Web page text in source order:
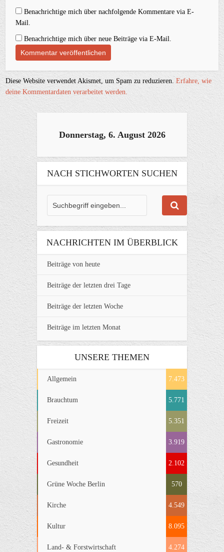
Benachrichtige mich über nachfolgende Kommentare via E-
Mail.
Benachrichtige mich über neue Beiträge via E-Mail.
Diese Website verwendet Akismet, um Spam zu reduzieren.Erfahre, wie
deine Kommentardaten verarbeitet werden.
Donnerstag, 6. August 2026
NACH STICHWORTEN SUCHEN
NACHRICHTEN IM ÜBERBLICK
Beiträge von heute
Beiträge der letzten drei Tage
Beiträge der letzten Woche
Beiträge im letzten Monat
UNSERE THEMEN
Allgemein 7.473
Brauchtum 5.771
Freizeit 5.351
Gastronomie 3.919
Gesundheit 2.102
Grüne Woche Berlin 570
Kirche 4.549
Kultur 8.095
Land- & Forstwirtschaft 4.274